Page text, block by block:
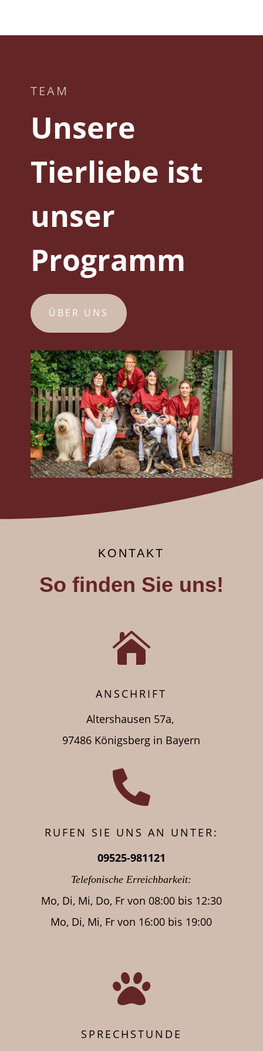
TEAM
Unsere
Tierliebe ist
unser
Programm
ÜBER UNS
KONTAKT
So finden Sie uns!

ANSCHRIFT
Altershausen 57a,
97486 Königsberg in Bayern

RUFEN SIE UNS AN UNTER:
09525-981121
Telefonische Erreichbarkeit:
Mo, Di, Mi, Do, Fr von 08:00 bis 12:30
Mo, Di, Mi, Fr von 16:00 bis 19:00

SPRECHSTUNDE